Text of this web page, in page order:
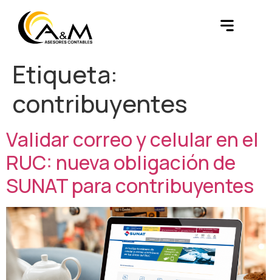
Etiqueta:
contribuyentes
Validar correo y celular en el
RUC: nueva obligación de
SUNAT para contribuyentes